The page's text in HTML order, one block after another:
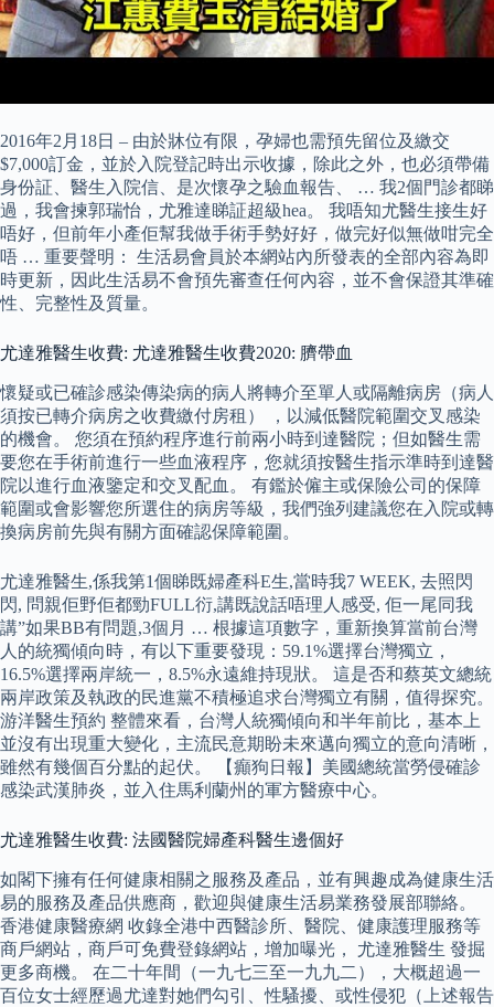
2016年2月18日 – 由於牀位有限，孕婦也需預先留位及繳交
$7,000訂金，並於入院登記時出示收據，除此之外，也必須帶備
身份証、醫生入院信、是次懷孕之驗血報告、 … 我2個門診都睇
過，我會揀郭瑞怡，尤雅達睇証超級hea。 我唔知尤醫生接生好
唔好，但前年小產佢幫我做手術手勢好好，做完好似無做咁完全
唔 … 重要聲明： 生活易會員於本網站內所發表的全部內容為即
時更新，因此生活易不會預先審查任何內容，並不會保證其準確
性、完整性及質量。
尤達雅醫生收費: 尤達雅醫生收費2020: 臍帶血
懷疑或已確診感染傳染病的病人將轉介至單人或隔離病房（病人
須按已轉介病房之收費繳付房租） ，以減低醫院範圍交叉感染
的機會。 您須在預約程序進行前兩小時到達醫院；但如醫生需
要您在手術前進行一些血液程序，您就須按醫生指示準時到達醫
院以進行血液鑒定和交叉配血。 有鑑於僱主或保險公司的保障
範圍或會影響您所選住的病房等級，我們強列建議您在入院或轉
換病房前先與有關方面確認保障範圍。
尤達雅醫生,係我第1個睇既婦產科E生,當時我7 WEEK, 去照閃
閃, 問親佢野佢都勁FULL衍,講既說話唔理人感受, 佢一尾同我
講”如果BB有問題,3個月 … 根據這項數字，重新換算當前台灣
人的統獨傾向時，有以下重要發現：59.1%選擇台灣獨立，
16.5%選擇兩岸統一，8.5%永遠維持現狀。 這是否和蔡英文總統
兩岸政策及執政的民進黨不積極追求台灣獨立有關，值得探究。
游洋醫生預約 整體來看，台灣人統獨傾向和半年前比，基本上
並沒有出現重大變化，主流民意期盼未來邁向獨立的意向清晰，
雖然有幾個百分點的起伏。 【癲狗日報】美國總統當勞侵確診
感染武漢肺炎，並入住馬利蘭州的軍方醫療中心。
尤達雅醫生收費: 法國醫院婦產科醫生邊個好
如閣下擁有任何健康相關之服務及產品，並有興趣成為健康生活
易的服務及產品供應商，歡迎與健康生活易業務發展部聯絡。
香港健康醫療網 收錄全港中西醫診所、醫院、健康護理服務等
商戶網站，商戶可免費登錄網站，增加曝光， 尤達雅醫生 發掘
更多商機。 在二十年間（一九七三至一九九二），大概超過一
百位女士經歷過尤達對她們勾引、性騷擾、或性侵犯（上述報告